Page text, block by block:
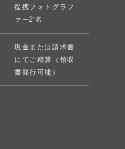
提携フォトグラフ
ァー21名
現金または請求書
にてご精算（領収
書発行可能）